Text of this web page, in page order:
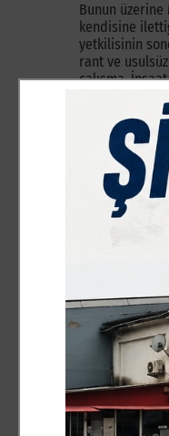
Bunun üzerine
kendisine
yetkilisinin
rant ve
çalışma.
Çelişkili
yaptık.
amacını
Bu
yapan firma
haber daha
alan firma
Konuya ilişkin
usulsüzlük ve
iddialarının
belediye
tür iddialara
5 ila 10
bizi